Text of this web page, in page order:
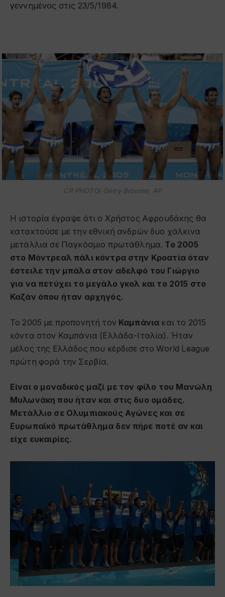
γεννημένος στις 23/5/1984.
CP PHOTO/ Gerry Broome, AP
Η ιστορία έγραψε ότι ο Χρήστος Αφρουδάκης θα
κατακτούσε με την εθνική ανδρών δυο χάλκινα
μετάλλια σε Παγκόσμιο πρωτάθλημα. Το 2005
στο Μόντρεαλ πάλι κόντρα στην Κροατία όταν
έστειλε την μπάλα στον αδελφό του Γιώργιο
για να πετύχει το μεγάλο γκολ και το 2015 στο
Καζάν όπου ήταν αρχηγός.
Το 2005 με προπονητή τον Καμπάνια και το 2015
κόντα στον Καμπάνια (Ελλάδα-Ιταλία). Ήταν
μέλος της Ελλάδος που κέρδισε στο World League
πρώτη φορά την Σερβία.
Είναι ο μοναδικός μαζί με τον φίλο του Μανώλη
Μυλωνάκη που ήταν και στις δυο ομάδες.
Μετάλλιο σε Ολυμπιακούς Αγώνες και σε
Ευρωπαϊκό πρωτάθλημα δεν πήρε ποτέ αν και
είχε ευκαιρίες.